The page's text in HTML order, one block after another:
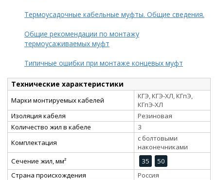
Термоусадочные кабельные муфты. Общие сведения.
Общие рекомендации по монтажу
термоусаживаемых муфт
Типичные ошибки при монтаже концевых муфт
Технические характеристики
Марки монтируемых кабелей
КГЭ, КГЭ-ХЛ, КГпЭ,
КГпЭ-ХЛ
Изоляция кабеля
Резиновая
Количество жил в кабеле
3
Комплектация
с болтовыми
наконечниками
Сечение жил, мм²
35
50
Страна происхождения
Россия